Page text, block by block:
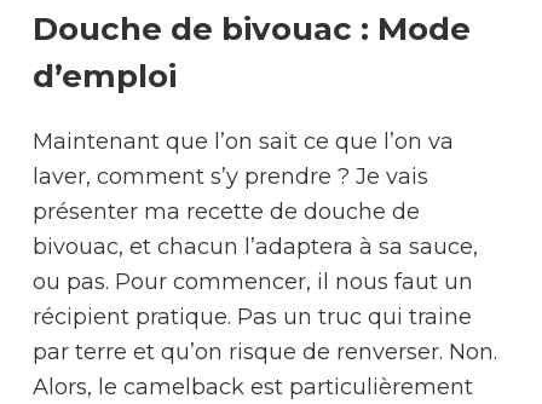
Douche de bivouac : Mode
d’emploi
Maintenant que l’on sait ce que l’on va
laver, comment s’y prendre ? Je vais
présenter ma recette de douche de
bivouac, et chacun l’adaptera à sa sauce,
ou pas. Pour commencer, il nous faut un
récipient pratique. Pas un truc qui traine
par terre et qu’on risque de renverser. Non.
Alors, le camelback est particulièrement